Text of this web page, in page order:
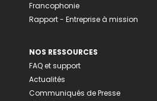
Francophonie
Rapport - Entreprise à mission
NOS RESSOURCES
FAQ et support
Actualités
Communiqués de Presse